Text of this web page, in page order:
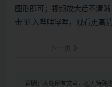
图形即可；视频放大后不清
击“进入哔哩哔哩，观看更高
声明： 本站所有文章，如无特殊